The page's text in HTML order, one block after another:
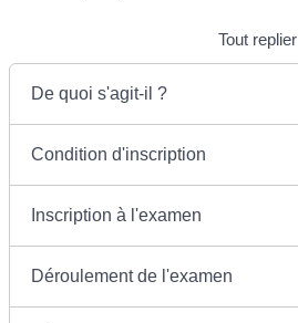
Tout replier
De quoi s'agit-il ?
Condition d'inscription
Inscription à l'examen
Déroulement de l'examen